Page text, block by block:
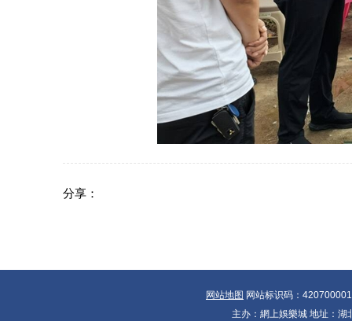
分享：
网站地图 网站标识码：
主办：網上娛樂城 地址：